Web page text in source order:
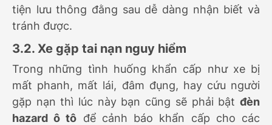
tiện lưu thông đằng sau dễ dàng nhận biết và
tránh được.
3.2. Xe gặp tai nạn nguy hiểm
Trong những tình huống khẩn cấp như xe bị
mất phanh, mất lái, đâm đụng, hay cứu người
gặp nạn thì lúc này bạn cũng sẽ phải bật đèn
hazard ô tô để cảnh báo khẩn cấp cho các